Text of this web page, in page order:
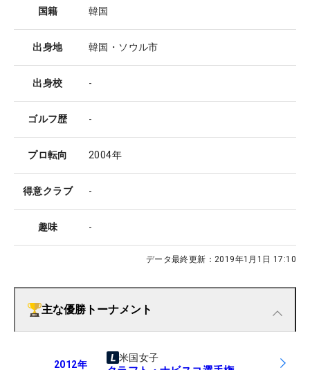
国籍 韓国
出身地 韓国・ソウル市
出身校 -
ゴルフ歴 -
プロ転向 2004年
得意クラブ -
趣味 -
データ最終更新： 2019年1月1日 17:10
主な優勝トーナメント
2012年
米国女子